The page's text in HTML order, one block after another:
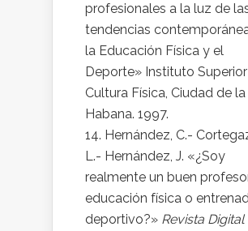
profesionales a la luz de
tendencias
la Educación Física y el
Deporte» Instituto
Cultura Física, Ciudad de la
Habana. 1997.
Hernández, C.-
L.- Hernández, J. «¿Soy
realmente un buen
educación física o
deportivo?» Revista Digital